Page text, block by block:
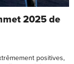
2025 de
positives,